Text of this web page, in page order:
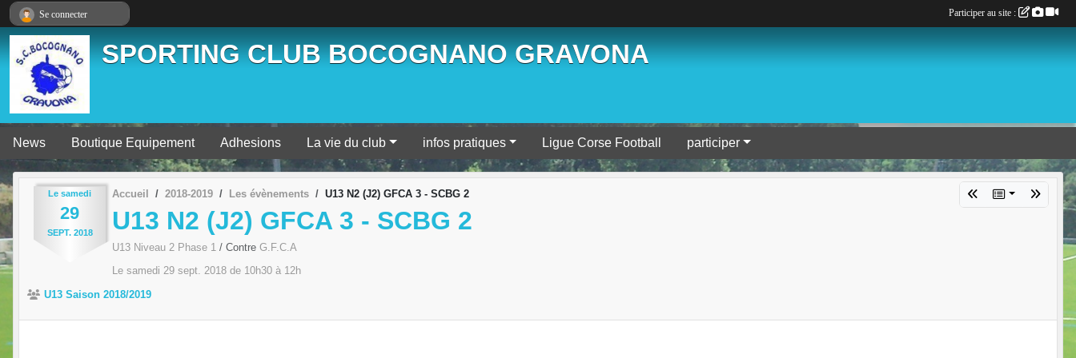
SPORTING CLUB BOCOGNANO GRAVONA
News Boutique Equipement Adhesions La vie du club infos pratiques Ligue Corse Football participer
Le samedi
29
SEPT. 2018
Accueil 2018-2019 Les évènements U13 N2 (J2) GFCA 3 - SCBG 2
U13 N2 (J2) GFCA 3 - SCBG 2
U13 Niveau 2 Phase 1 / Contre G.F.C.A
Le samedi 29 sept. 2018 de 10h30 à 12h
U13 Saison 2018/2019
Se connecter Participer au site :
Panneau de gestion des cookies